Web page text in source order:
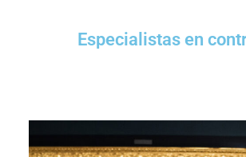
Especialistas en